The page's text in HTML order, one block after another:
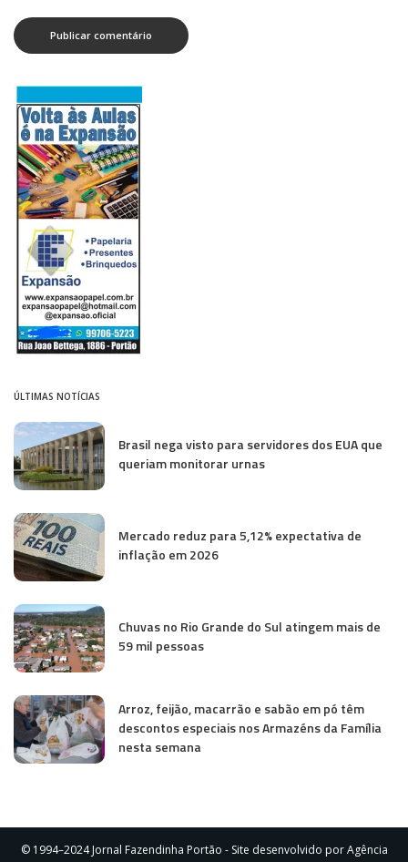
ÚLTIMAS NOTÍCIAS
Brasil nega visto para servidores dos EUA que
queriam monitorar urnas
Mercado reduz para 5,12% expectativa de
inflação em 2026
Chuvas no Rio Grande do Sul atingem mais de
59 mil pessoas
Arroz, feijão, macarrão e sabão em pó têm
descontos especiais nos Armazéns da Família
nesta semana
© 1994–2024 Jornal Fazendinha Portão - Site desenvolvido por Agência